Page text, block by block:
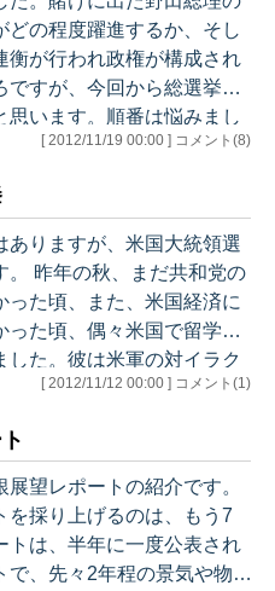
しれません。あるいは、
情勢との関係で「引上げ
の程度躍進するか、そし
衡が行われ政権が構成され
ですが、今回から総選挙の
います。順番は悩みまし
消費税、（3）原発、（4）
上げていきます。この順
問題ではない。霞が関に
どう壊すかが最大の問題」
れたものです。彼の発言
どのいわゆる第三極の…
[ 2012/11/19 00:00 ] コメント(8)
ありますが、米国大統領選
の
った頃、また、米国経済に
った頃、偶々米国で留学時
た。彼は米軍の対イラク
関係のシンクタンクに勤め
、その時彼は、「共和党
なり、オバマと争う。最
ムニーのようなタイプは
の選挙は好かれるか好か
していました。そ…
[ 2012/11/12 00:00 ] コメント(1)
望レポートの紹介です。
を採り上げるのは、もう7
トは、半年に一度公表され
で、先々2年程の景気や物